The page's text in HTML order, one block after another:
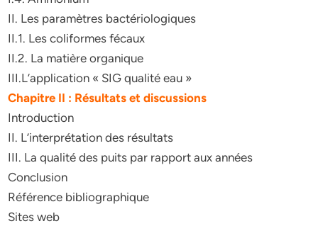
II. Les paramètres bactériologiques
II.1. Les coliformes fécaux
II.2. La matière organique
III.L’application « SIG qualité eau »
Chapitre II : Résultats et discussions
Introduction
II. L’interprétation des résultats
III. La qualité des puits par rapport aux années
Conclusion
Référence bibliographique
Sites web